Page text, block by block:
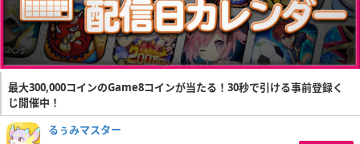
最大300,000コインのGame8コインが当たる！30秒で引ける事前登録く
じ開催中！
るぅみマスター